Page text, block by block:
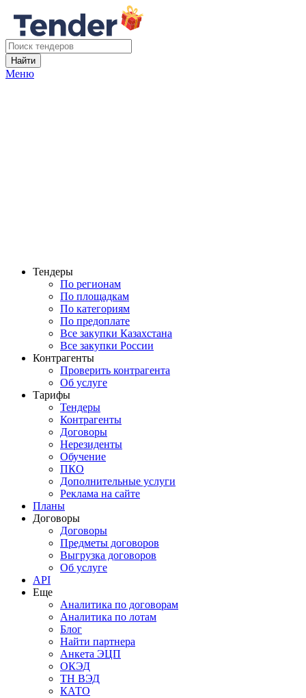
Найти
Меню
Тендеры
По регионам
По площадкам
По категориям
По предоплате
Все закупки Казахстана
Все закупки России
Контрагенты
Проверить контрагента
Об услуге
Тарифы
Тендеры
Контрагенты
Договоры
Нерезиденты
Обучение
ПКО
Дополнительные услуги
Реклама на сайте
Планы
Договоры
Договоры
Предметы договоров
Выгрузка договоров
Об услуге
API
Еще
Аналитика по договорам
Аналитика по лотам
Блог
Найти партнера
Анкета ЭЦП
ОКЭД
ТН ВЭД
КАТО